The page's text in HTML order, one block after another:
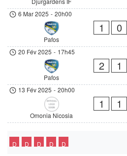
6 Mar 2025 - 20h00
Pafos
1 0
20 Fév 2025 - 17h45
Pafos
2 1
13 Fév 2025 - 20h00
Omonia Nicosia
1 1
D D D D D